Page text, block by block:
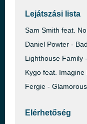
Lejátszási lista
Sam Smith feat.
Daniel Powter -
Lighthouse Family
Kygo feat. Imagine
Fergie - Glamorous
Elérhetőség